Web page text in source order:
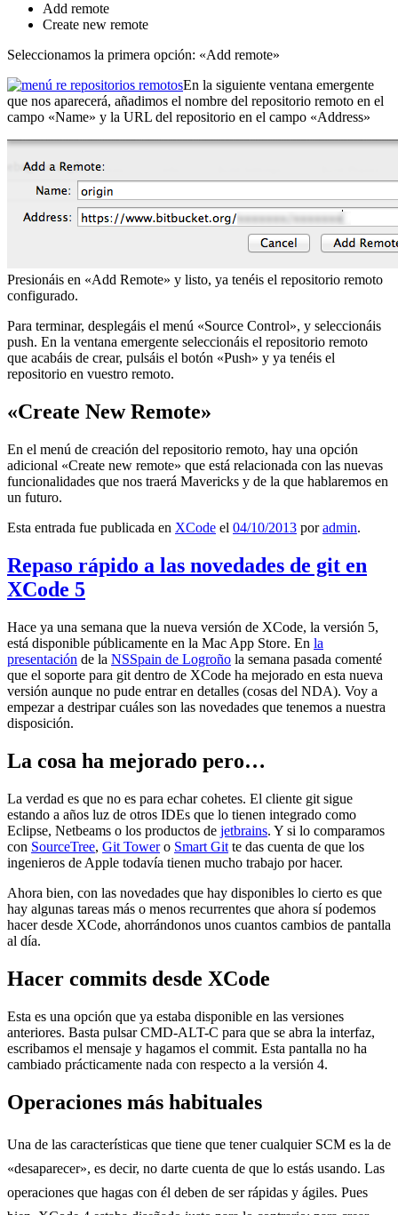
Add remote
Create new remote
Seleccionamos la primera opción: «Add remote»
En la siguiente ventana emergente
que nos aparecerá, añadimos el nombre del repositorio remoto en el
campo «Name» y la URL del repositorio en el campo «Address»
Presionáis en «Add Remote» y listo, ya tenéis el repositorio remoto
configurado.
Para terminar, desplegáis el menú «Source Control», y seleccionáis
push. En la ventana emergente seleccionáis el repositorio remoto
que acabáis de crear, pulsáis el botón «Push» y ya tenéis el
repositorio en vuestro remoto.
«Create New Remote»
En el menú de creación del repositorio remoto, hay una opción
adicional «Create new remote» que está relacionada con las nuevas
funcionalidades que nos traerá Mavericks y de la que hablaremos en
un futuro.
Esta entrada fue publicada en XCode el 04/10/2013 poradmin.
Repaso rápido a las novedades de git en
XCode 5
Hace ya una semana que la nueva versión de XCode, la versión 5,
está disponible públicamente en la Mac App Store. En la
presentación de la NSSpain de Logroño la semana pasada comenté
que el soporte para git dentro de XCode ha mejorado en esta nueva
versión aunque no pude entrar en detalles (cosas del NDA). Voy a
empezar a destripar cuáles son las novedades que tenemos a nuestra
disposición.
La cosa ha mejorado pero…
La verdad es que no es para echar cohetes. El cliente git sigue
estando a años luz de otros IDEs que lo tienen integrado como
Eclipse, Netbeams o los productos de jetbrains. Y si lo comparamos
con SourceTree, Git Towero Smart Git te das cuenta de que los
ingenieros de Apple todavía tienen mucho trabajo por hacer.
Ahora bien, con las novedades que hay disponibles lo cierto es que
hay algunas tareas más o menos recurrentes que ahora sí podemos
hacer desde XCode, ahorrándonos unos cuantos cambios de pantalla
al día.
Hacer commits desde XCode
Esta es una opción que ya estaba disponible en las versiones
anteriores. Basta pulsar CMD-ALT-C para que se abra la interfaz,
escribamos el mensaje y hagamos el commit. Esta pantalla no ha
cambiado prácticamente nada con respecto a la versión 4.
Operaciones más habituales
Una de las características que tiene que tener cualquier SCM es la de
«desaparecer», es decir, no darte cuenta de que lo estás usando. Las
operaciones que hagas con él deben de ser rápidas y ágiles. Pues